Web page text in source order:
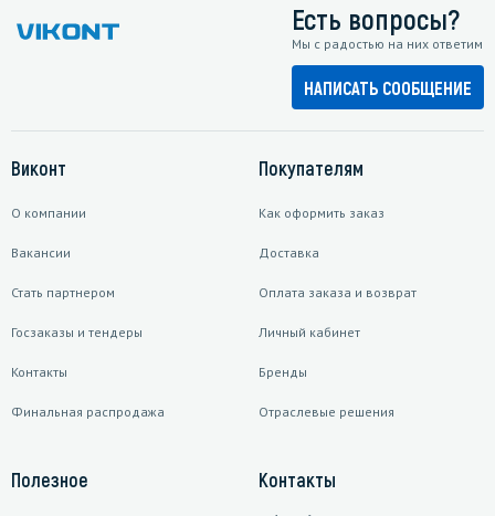
Есть вопросы?
Мы с радостью на них ответим
НАПИСАТЬ СООБЩЕНИЕ
Виконт
О компании
Вакансии
Стать партнером
Госзаказы и тендеры
Контакты
Финальная распродажа
Покупателям
Как оформить заказ
Доставка
Оплата заказа и возврат
Личный кабинет
Бренды
Отраслевые решения
Полезное
Контакты